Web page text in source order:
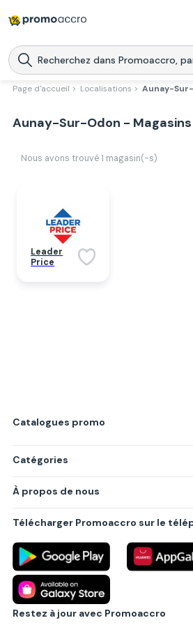
Magasins
Produits
Promoaccro
Page d'accueil > Localisations > Aunay-
Aunay-Sur-Odon -
Nous avons trouvé 1 magasin(-s)
Leader
Price
Catalogues promo
Catégories
Produits
Villes principales
À propos de nous
Politique de confidentialité
Règlements
Partenariat B2B
Blog
Contact
Télécharger Promoaccro sur le
Restez à jour avec Promoaccro